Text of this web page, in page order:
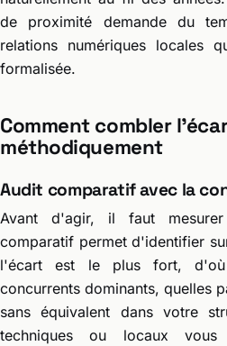
de proximité demande du
relations numériques locales
formalisée.
Comment combler
méthodiquement
Audit comparatif avec la
Avant d'agir, il faut
comparatif permet d'identifier
l'écart est le plus fort, d'où
concurrents dominants, quelles
sans équivalent dans votre
techniques ou locaux vous